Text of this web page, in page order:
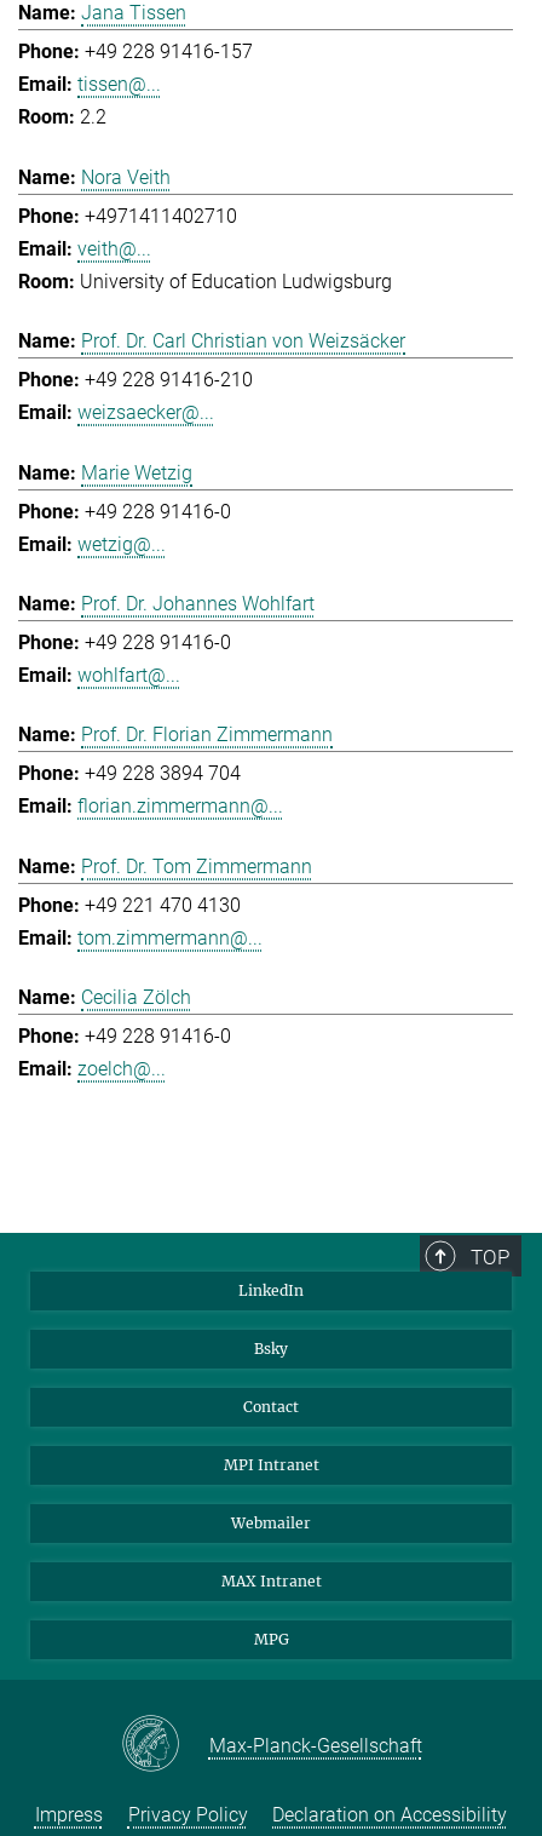
Jana Tissen
+49 228 91416-157
tissen@...
2.2
Nora Veith
+4971411402710
veith@...
University of Education Ludwigsburg
Prof. Dr. Carl Christian von Weizsäcker
+49 228 91416-210
weizsaecker@...
Marie Wetzig
+49 228 91416-0
wetzig@...
Prof. Dr. Johannes Wohlfart
+49 228 91416-0
wohlfart@...
Prof. Dr. Florian Zimmermann
+49 228 3894 704
florian.zimmermann@...
Prof. Dr. Tom Zimmermann
+49 221 470 4130
tom.zimmermann@...
Cecilia Zölch
+49 228 91416-0
zoelch@...
TOP
LinkedIn
Bsky
Contact
MPI Intranet
Webmailer
MAX Intranet
MPG
Max-Planck-Gesellschaft
Impress Privacy Policy Declaration on Accessibility